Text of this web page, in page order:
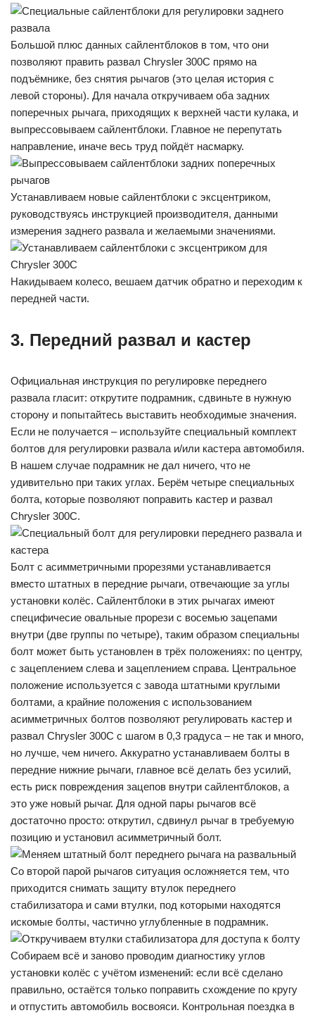
Большой плюс данных сайлентблоков в том, что они
позволяют править развал Chrysler 300C прямо на
подъёмнике, без снятия рычагов (это целая история с
левой стороны). Для начала откручиваем оба задних
поперечных рычага, приходящих к верхней части кулака, и
выпрессовываем сайлентблоки. Главное не перепутать
направление, иначе весь труд пойдёт насмарку.
Устанавливаем новые сайлентблоки с эксцентриком,
руководствуясь инструкцией производителя, данными
измерения заднего развала и желаемыми значениями.
Накидываем колесо, вешаем датчик обратно и переходим к
передней части.
3. Передний развал и кастер
Официальная инструкция по регулировке переднего
развала гласит: открутите подрамник, сдвиньте в нужную
сторону и попытайтесь выставить необходимые значения.
Если не получается – используйте специальный комплект
болтов для регулировки развала и/или кастера автомобиля.
В нашем случае подрамник не дал ничего, что не
удивительно при таких углах. Берём четыре специальных
болта, которые позволяют поправить кастер и развал
Chrysler 300C.
Болт с асимметричными прорезями устанавливается
вместо штатных в передние рычаги, отвечающие за углы
установки колёс. Сайлентблоки в этих рычагах имеют
специфичесие овальные прорези с восемью зацепами
внутри (две группы по четыре), таким образом специальны
болт может быть установлен в трёх положениях: по центру,
с зацеплением слева и зацеплением справа. Центральное
положение используется с завода штатными круглыми
болтами, а крайние положения с использованием
асимметричных болтов позволяют регулировать кастер и
развал Chrysler 300C с шагом в 0,3 градуса – не так и много,
но лучше, чем ничего. Аккуратно устанавливаем болты в
передние нижние рычаги, главное всё делать без усилий,
есть риск повреждения зацепов внутри сайлентблоков, а
это уже новый рычаг. Для одной пары рычагов всё
достаточно просто: открутил, сдвинул рычаг в требуемую
позицию и установил асимметричный болт.
Со второй парой рычагов ситуация осложняется тем, что
приходится снимать защиту втулок переднего
стабилизатора и сами втулки, под которыми находятся
искомые болты, частично углубленные в подрамник.
Собираем всё и заново проводим диагностику углов
установки колёс с учётом изменений: если всё сделано
правильно, остаётся только поправить схождение по кругу
и отпустить автомобиль восвояси. Контрольная поездка в